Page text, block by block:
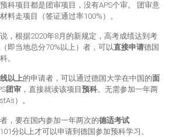
科项目都是团审项目，没有APS个审。 团审意
料走项目（签证通过率100%）。
，根据2020年8月的新规定，高考成绩达到考
（即当地总分70%以上）者，可以直接申请德国
。
以上的申请者，可以通过德国大学在中国的面
团审 ，直接就读该项目 预科。无需参加一年两
）。
，要在国内参加一年两次的德适考试
分以上才可以申请到德国参加预科学习。